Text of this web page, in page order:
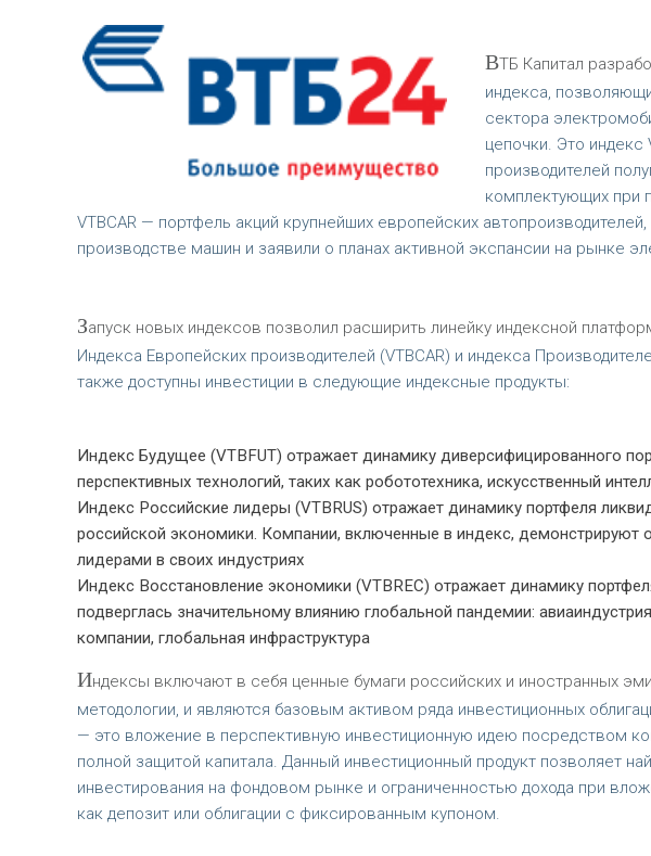
ВТБ Капитал
индекса,
сектора
цепочки. Это индекс
производителей
комплектующих при
VTBCAR — портфель акций крупнейших европейских
производстве машин и заявили о планах активной экспансии на рынке
Запуск новых индексов позволил расширить линейку индексной
Индекса Европейских производителей (VTBCAR) и индекса
также доступны инвестиции в следующие индексные продукты:
Индекс Будущее (VTBFUT) отражает динамику диверсифицированного
перспективных технологий, таких как робототехника, искусственный
Индекс Российские лидеры (VTBRUS) отражает динамику портфеля
российской экономики. Компании, включенные в индекс,
лидерами в своих индустриях
Индекс Восстановление экономики (VTBREC) отражает динамику
подверглась значительному влиянию глобальной пандемии:
компании, глобальная инфраструктура
Индексы включают в себя ценные бумаги российских и иностранных
методологии, и являются базовым активом ряда инвестиционных
— это вложение в перспективную инвестиционную идею посредством
полной защитой капитала. Данный инвестиционный продукт позволяет
инвестирования на фондовом рынке и ограниченностью дохода при
как депозит или облигации с фиксированным купоном.